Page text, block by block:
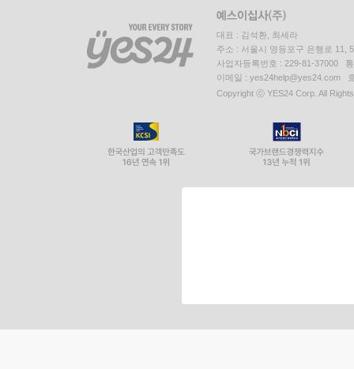
대표 : 김석환, 최세라
주소 : 서울시 영등포구 은행로 11,
사업자등록번호 : 229-81-37000
이메일 : yes24help@yes24.com
Copyright ⓒ YES24 Corp. All